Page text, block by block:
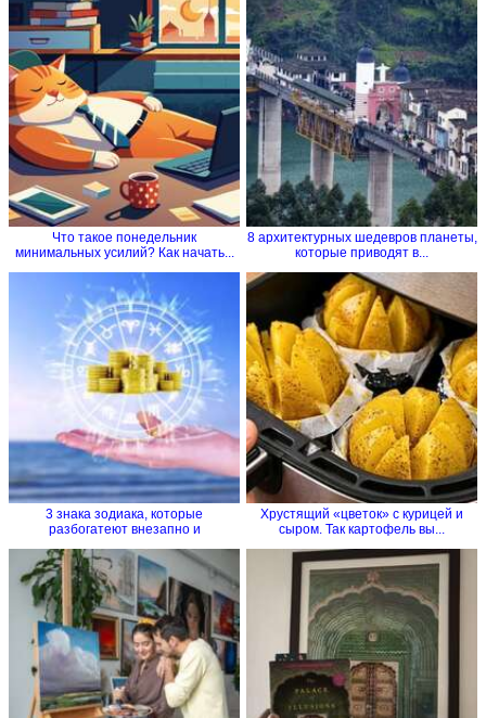
Что такое понедельник
минимальных усилий? Как начать...
8 архитектурных шедевров планеты,
которые приводят в...
3 знака зодиака, которые
разбогатеют внезапно и
Хрустящий «цветок» с курицей и
сыром. Так картофель вы...